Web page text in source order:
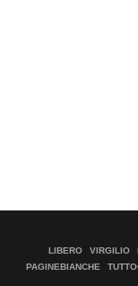
LIBERO VIRGILIO
PAGINEBIANCHE